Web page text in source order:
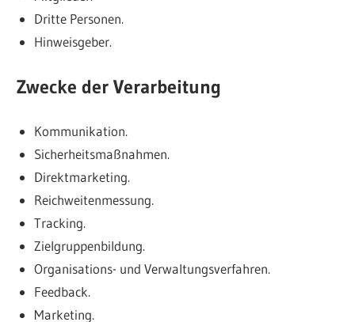
Dritte Personen.
Hinweisgeber.
Zwecke der Verarbeitung
Kommunikation.
Sicherheitsmaßnahmen.
Direktmarketing.
Reichweitenmessung.
Tracking.
Zielgruppenbildung.
Organisations- und Verwaltungsverfahren.
Feedback.
Marketing.